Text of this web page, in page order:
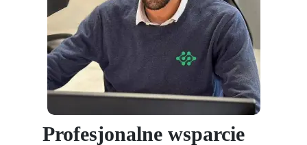
Profesjonalne wsparcie